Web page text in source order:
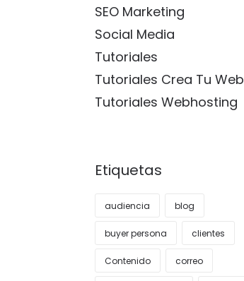
SEO Marketing
Social Media
Tutoriales
Tutoriales Crea Tu Web
Tutoriales Webhosting
Etiquetas
audiencia blog
buyer persona clientes
Contenido correo